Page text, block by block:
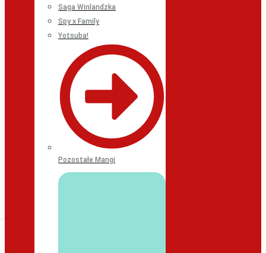
Saga Winlandzka
Spy x Family
Yotsuba!
Pozostałe Mangi